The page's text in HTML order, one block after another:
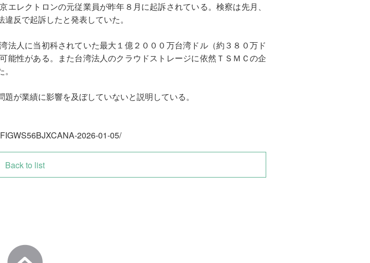
レクトロンの元従業員が昨年８月に起訴されている。検察は先月、
反で起訴したと発表していた。
法人に当初科されていた最大１億２０００万台湾ドル（約３８０万ド
能性がある。また台湾法人のクラウドストレージに依然ＴＳＭＣの企
が業績に影響を及ぼしていないと説明している。
2026-01-05/
Back to list